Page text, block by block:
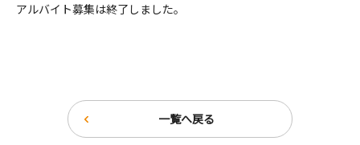
アルバイト募集は終了しました。
一覧へ戻る